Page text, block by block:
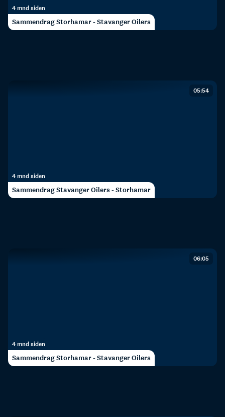
4 mnd siden
Sammendrag Storhamar - Stavanger Oilers
05:54
4 mnd siden
Sammendrag Stavanger Oilers - Storhamar
06:05
4 mnd siden
Sammendrag Storhamar - Stavanger Oilers